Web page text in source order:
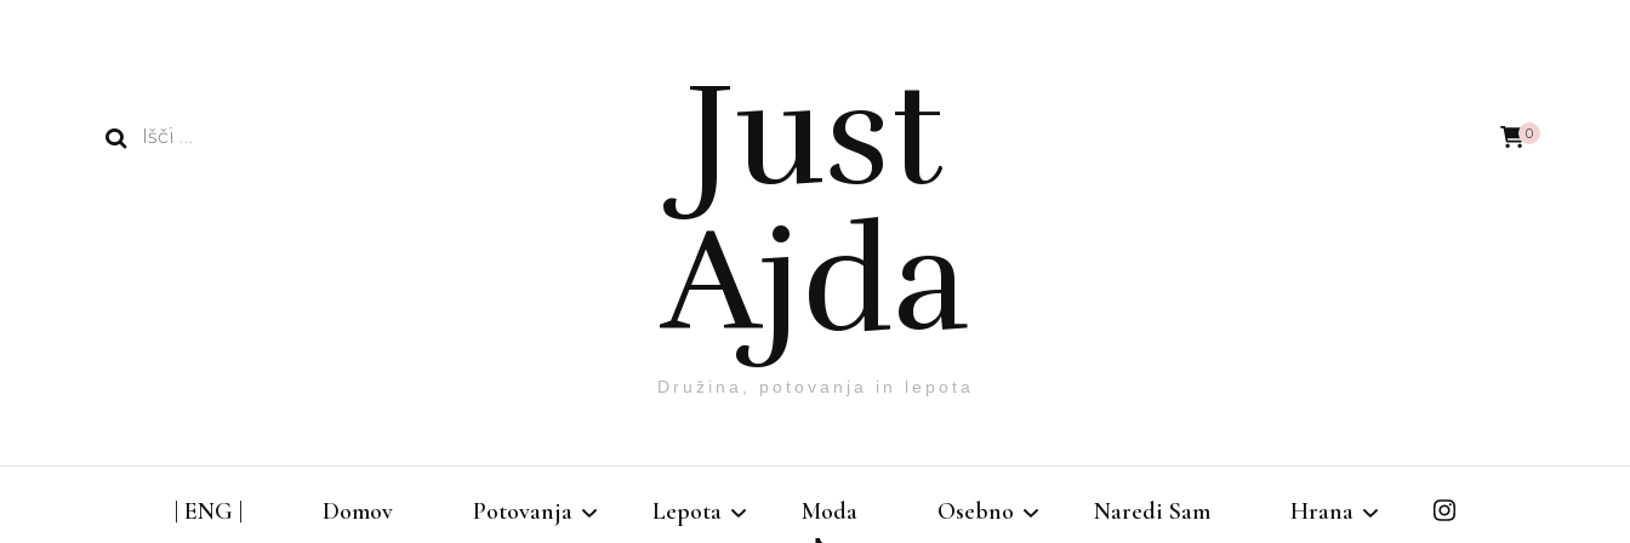
Išči:
Just
Ajda
Družina, potovanja in lepota
0
| ENG | Domov Potovanja Lepota Moda Osebno Naredi Sam Hrana